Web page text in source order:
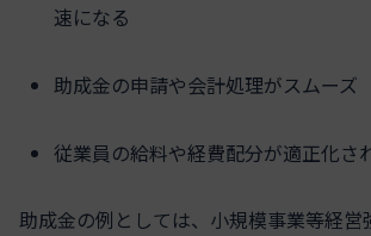
速になる
助成金の申請や会計処理がスムーズ
従業員の給料や経費配分が適正化さ
助成金の例としては、小規模事業等経営